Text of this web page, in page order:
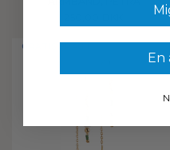
GRATIS FRAGT
En